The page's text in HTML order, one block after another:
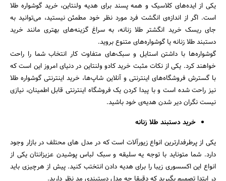
یکی از ایده‌های کلاسیک و همه پسند برای هدیه ولنتاین، خرید گوشواره طلا
است. اگر از اندازه‌ی انگشت فرد مورد نظر خود مطمئن نیستید، می‌توانید به
جای ریسک خرید انگشتر طلا زنانه، به سراغ گزینه‌های بهتری مانند خرید
دستبند طلا زنانه یا گوشواره‌های متنوع بروید.
گوشواره‌ها با داشتن استایل و سبک‌های متفاوت کار انتخاب شما را راحت
خواهند کرد. یکی از نکات مثبت خرید کادو ولنتاین در دنیای امروز این است که
با گسترش فروشگاه‌های اینترنتی و آنلاین شاپ‌ها، خرید اینترنتی گوشواره طلا
نیز راحت شده است و با پیدا کردن یک فروشگاه اینترنتی قابل اطمینان، نیازی
نیست نگران دیر شدن هدیه‌ی خود باشید.
خرید دستبند طلا زنانه
یکی از پرطرفدارترین انواع زیورآلات است که در مدل های محتلف در بازار وجود
دارد. شما متوناید با توجه یه سلیقه و سبک لباس پوشیدن عزیزانتان یکی از
انواع این اکسسوری زیبا را برای هدیه دادن انتختب کنید. پیش از هرچیزی باید